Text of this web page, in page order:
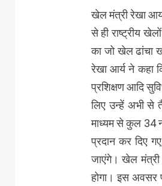
खेल मंत्री रेखा
से ही राष्ट्रीय
का जो खेल ढांचा
रेखा आर्य ने कहा
प्रशिक्षण आदि
लिए उन्हें अभी से
माध्यम से कुल 34
प्रदान कर दिए
जाएंगे। खेल मंत्री
होगा। इस अवसर